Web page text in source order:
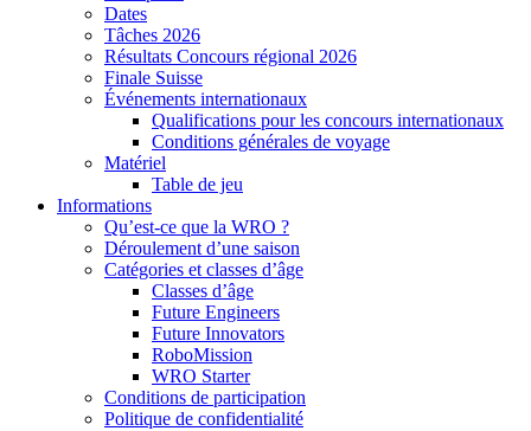
Dates
Tâches 2026
Résultats Concours régional 2026
Finale Suisse
Événements internationaux
Qualifications pour les concours internationaux
Conditions générales de voyage
Matériel
Table de jeu
Informations
Qu’est-ce que la WRO ?
Déroulement d’une saison
Catégories et classes d’âge
Classes d’âge
Future Engineers
Future Innovators
RoboMission
WRO Starter
Conditions de participation
Politique de confidentialité